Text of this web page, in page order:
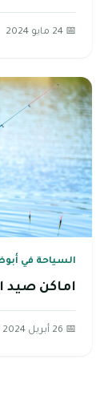
📅 24 مايو 2024
السياحة في
اماكن صيد
📅 26 أبريل 2024